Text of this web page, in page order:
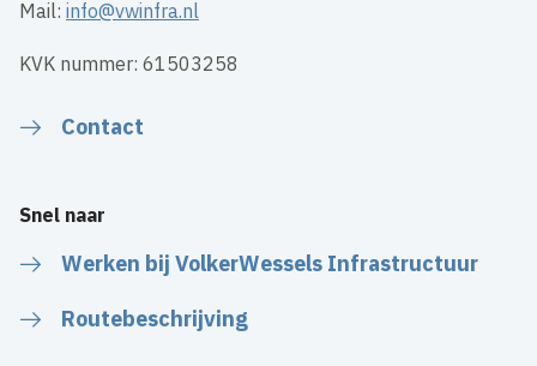
Mail:info@vwinfra.nl
KVK nummer: 61503258
Contact
Snel naar
Werken bij VolkerWessels Infrastructuur
Routebeschrijving